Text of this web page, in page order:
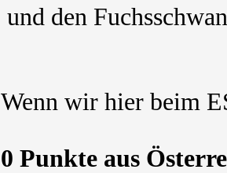
und den
Wenn wir hier beim
0 Punkte aus